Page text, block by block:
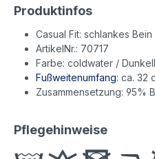
Produktinfos
Casual Fit: schlankes
ArtikelNr.: 70717
Farbe: coldwater /
Fußweitenumfang: ca. 32
Zusammensetzung: 95%
Pflegehinweise